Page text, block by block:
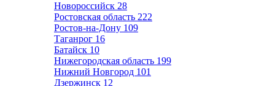
Новороссийск 28
Ростовская область 222
Ростов-на-Дону 109
Таганрог 16
Батайск 10
Нижегородская область 199
Нижний Новгород 101
Дзержинск 12